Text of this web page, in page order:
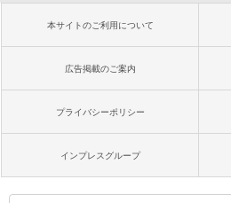
本サイトのご利用について
広告掲載のご案内
プライバシーポリシー
インプレスグループ